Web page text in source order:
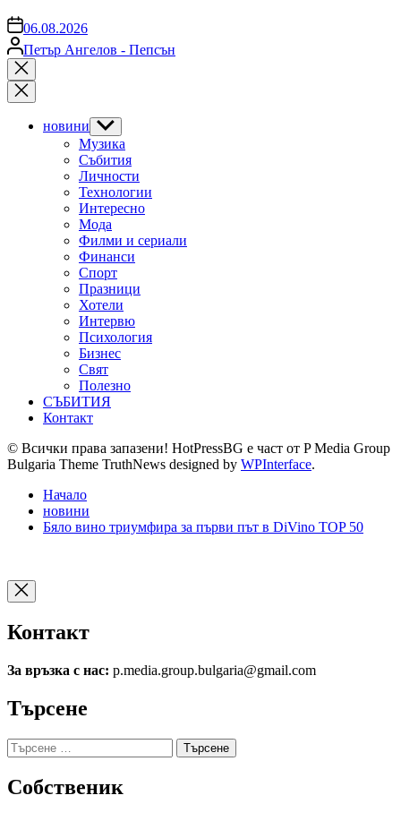
on06.08.2026
Posted
by
Петър Ангелов - Пепсън
Close
search
новини Show
sub
menu
Музика
Събития
Личности
Технологии
Интересно
Мода
Филми и сериали
Финанси
Спорт
Празници
Хотели
Интервю
Психология
Бизнес
Свят
Полезно
СЪБИТИЯ
Контакт
© Всички права запазени! HotPressBG е част от P Media Group
Bulgaria Theme TruthNews designed by WPInterface.
Начало
новини
Бяло вино триумфира за първи път в DiVino TOP 50
Контакт
За връзка с нас: p.media.group.bulgaria@gmail.com
Търсене
Търсене
за:
Собственик